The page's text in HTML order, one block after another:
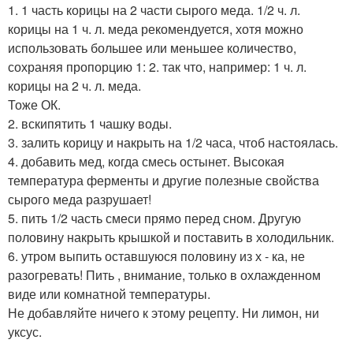
1. 1 часть корицы на 2 части сырого меда. 1/2 ч. л.
корицы на 1 ч. л. меда рекомендуется, хотя можно
использовать большее или меньшее количество,
сохраняя пропорцию 1: 2. так что, например: 1 ч. л.
корицы на 2 ч. л. меда.
Тоже ОК.
2. вскипятить 1 чашку воды.
3. залить корицу и накрыть на 1/2 часа, чтоб настоялась.
4. добавить мед, когда смесь остынет. Высокая
температура ферменты и другие полезные свойства
сырого меда разрушает!
5. пить 1/2 часть смеси прямо перед сном. Другую
половину накрыть крышкой и поставить в холодильник.
6. утром выпить оставшуюся половину из х - ка, не
разогревать! Пить , внимание, только в охлажденном
виде или комнатной температуры.
Не добавляйте ничего к этому рецепту. Ни лимон, ни
уксус.